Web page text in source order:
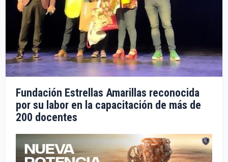
Fundación Estrellas Amarillas reconocida
por su labor en la capacitación de más de
200 docentes